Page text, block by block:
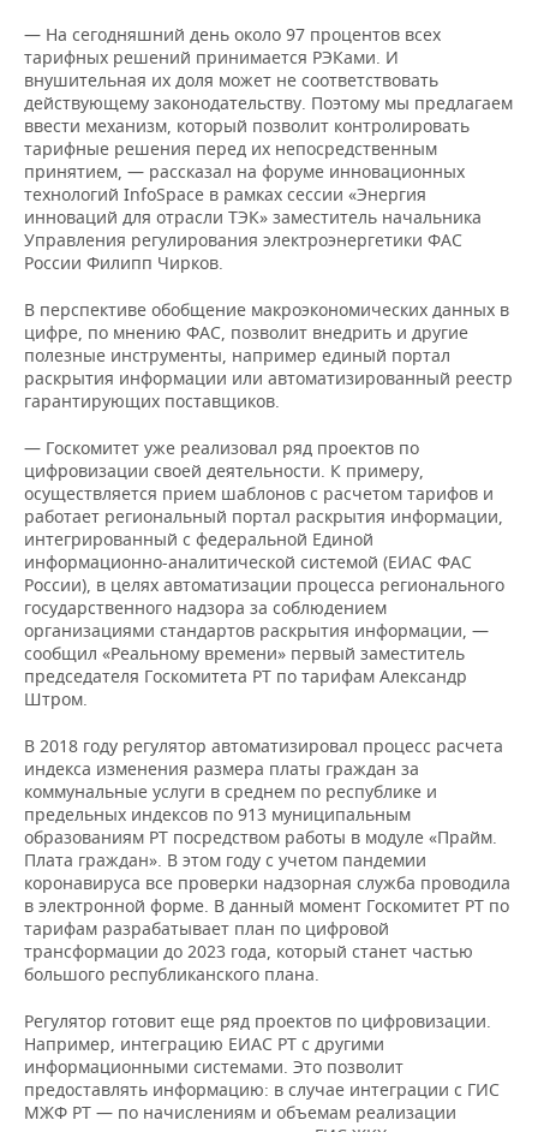
— На сегодняшний день около 97 процентов всех
тарифных решений принимается РЭКами. И
внушительная их доля может не соответствовать
действующему законодательству. Поэтому мы предлагаем
ввести механизм, который позволит контролировать
тарифные решения перед их непосредственным
принятием, — рассказал на форуме инновационных
технологий InfoSpace в рамках сессии «Энергия
инноваций для отрасли ТЭК» заместитель начальника
Управления регулирования электроэнергетики ФАС
России Филипп Чирков.
В перспективе обобщение макроэкономических данных в
цифре, по мнению ФАС, позволит внедрить и другие
полезные инструменты, например единый портал
раскрытия информации или автоматизированный реестр
гарантирующих поставщиков.
— Госкомитет уже реализовал ряд проектов по
цифровизации своей деятельности. К примеру,
осуществляется прием шаблонов с расчетом тарифов и
работает региональный портал раскрытия информации,
интегрированный с федеральной Единой
информационно-аналитической системой (ЕИАС ФАС
России), в целях автоматизации процесса регионального
государственного надзора за соблюдением
организациями стандартов раскрытия информации, —
сообщил «Реальному времени» первый заместитель
председателя Госкомитета РТ по тарифам Александр
Штром.
В 2018 году регулятор автоматизировал процесс расчета
индекса изменения размера платы граждан за
коммунальные услуги в среднем по республике и
предельных индексов по 913 муниципальным
образованиям РТ посредством работы в модуле «Прайм.
Плата граждан». В этом году с учетом пандемии
коронавируса все проверки надзорная служба проводила
в электронной форме. В данный момент Госкомитет РТ по
тарифам разрабатывает план по цифровой
трансформации до 2023 года, который станет частью
большого республиканского плана.
Регулятор готовит еще ряд проектов по цифровизации.
Например, интеграцию ЕИАС РТ с другими
информационными системами. Это позволит
предоставлять информацию: в случае интеграции с ГИС
МЖФ РТ — по начислениям и объемам реализации